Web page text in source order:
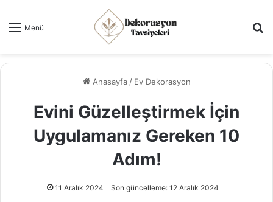
Menü
Anasayfa / Ev Dekorasyon
Evini Güzelleştirmek İçin
Uygulamanız Gereken 10
Adım!
11 Aralık 2024 Son güncelleme: 12 Aralık 2024